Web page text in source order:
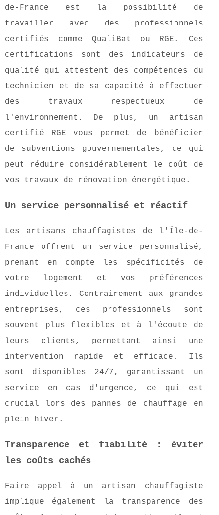
de-France est la possibilité de
travailler avec des professionnels
certifiés comme QualiBat ou RGE. Ces
certifications sont des indicateurs de
qualité qui attestent des compétences du
technicien et de sa capacité à effectuer
des travaux respectueux de
l'environnement. De plus, un artisan
certifié RGE vous permet de bénéficier
de subventions gouvernementales, ce qui
peut réduire considérablement le coût de
vos travaux de rénovation énergétique.
Un service personnalisé et réactif
Les artisans chauffagistes de l'Île-de-
France offrent un service personnalisé,
prenant en compte les spécificités de
votre logement et vos préférences
individuelles. Contrairement aux grandes
entreprises, ces professionnels sont
souvent plus flexibles et à l'écoute de
leurs clients, permettant ainsi une
intervention rapide et efficace. Ils
sont disponibles 24/7, garantissant un
service en cas d'urgence, ce qui est
crucial lors des pannes de chauffage en
plein hiver.
Transparence et fiabilité : éviter
les coûts cachés
Faire appel à un artisan chauffagiste
implique également la transparence des